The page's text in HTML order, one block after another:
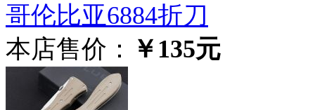
哥伦比亚6884折刀
本店售价： ￥135元